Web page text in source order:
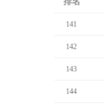
141
142
143
144